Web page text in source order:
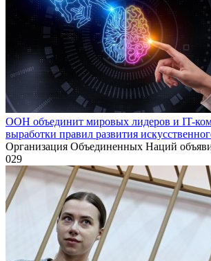
ООН объединит мировых лидеров и IT-
выработки правил развития
Организация Объединенных Наций
029